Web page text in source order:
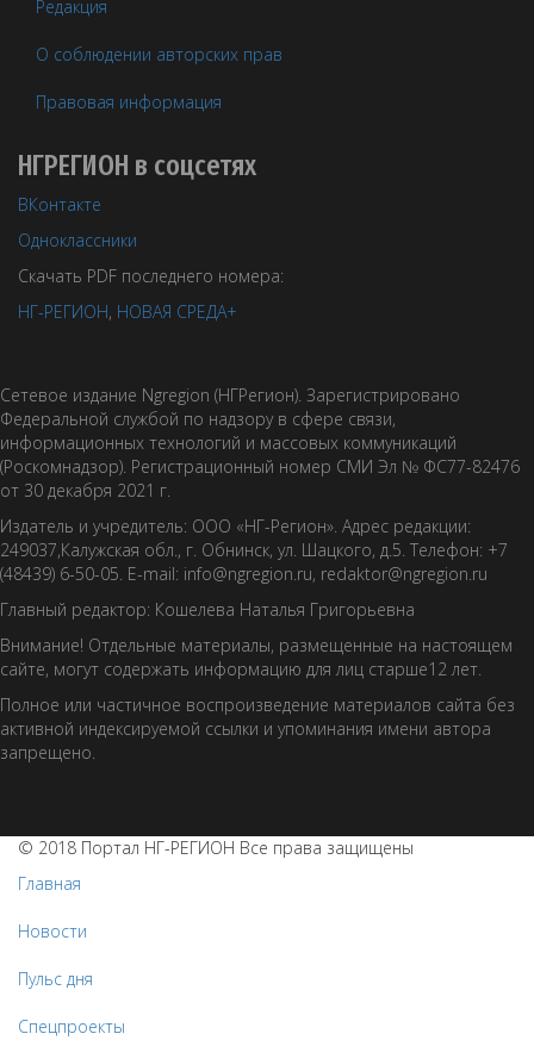
Редакция
О соблюдении авторских прав
Правовая информация
НГРЕГИОН в соцсетях
ВКонтакте
Одноклассники
Скачать PDF последнего номера:
НГ-РЕГИОН, НОВАЯ СРЕДА+
Сетевое издание Ngregion (НГРегион). Зарегистрировано
Федеральной службой по надзору в сфере связи,
информационных технологий и массовых коммуникаций
(Роскомнадзор). Регистрационный номер СМИ Эл № ФС77-82476
от 30 декабря 2021 г.
Издатель и учредитель: ООО «НГ-Регион». Адрес редакции:
249037,Калужская обл., г. Обнинск, ул. Шацкого, д.5. Телефон: +7
(48439) 6-50-05. E-mail: info@ngregion.ru, redaktor@ngregion.ru
Главный редактор: Кошелева Наталья Григорьевна
Внимание! Отдельные материалы, размещенные на настоящем
сайте, могут содержать информацию для лиц старше12 лет.
Полное или частичное воспроизведение материалов сайта без
активной индексируемой ссылки и упоминания имени автора
запрещено.
© 2018 Портал НГ-РЕГИОН Все права защищены
Главная
Новости
Пульс дня
Спецпроекты